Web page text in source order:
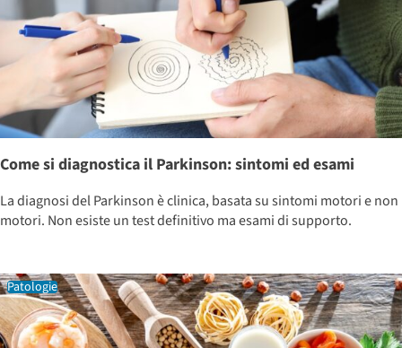
Come si diagnostica il Parkinson: sintomi ed esami
La diagnosi del Parkinson è clinica, basata su sintomi motori e non
motori. Non esiste un test definitivo ma esami di supporto.
Patologie